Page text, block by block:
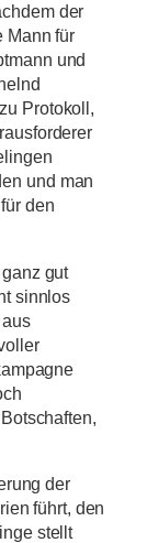
der
Mann für
und
Protokoll,
und man
den
gut
sinnlos
der
führt, den
stellt